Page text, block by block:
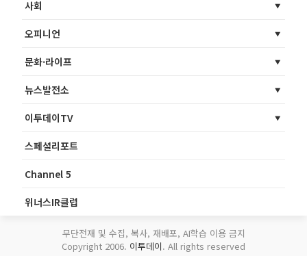
사회
오피니언
문화·라이프
뉴스발전소
이투데이TV
스페셜리포트
Channel 5
위너스IR클럽
무단전재 및 수집, 복사, 재배포, AI학습 이용 금지
Copyright 2006. 이투데이. All rights reserved